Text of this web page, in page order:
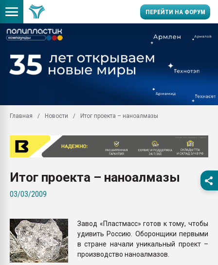
ПЕРЕЙТИ НА ФОРУМ
Вакуум-формовочные
28.07.2026
пластмасс
28.07.2026
ситуацией на
Материал
вакуумного
Armaloy PC/ABS-1IM
ПЕРЕЙТИ НА
Главная Новости Итог проекта – наноалмазы
Итог проекта – наноалмазы
03/03/2009
Завод «Пластмасс» готов к тому, чтобы
удивить Россию. Оборонщики первыми
в стране начали уникальный проект –
производство наноалмазов.